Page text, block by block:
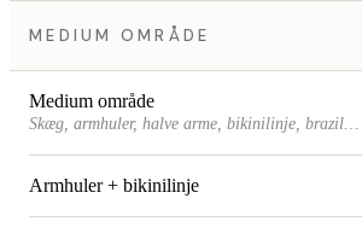
MEDIUM OMRÅDE
Medium område
Skæg, armhuler, halve arme, bikinilinje, brazil…
Armhuler + bikinilinje